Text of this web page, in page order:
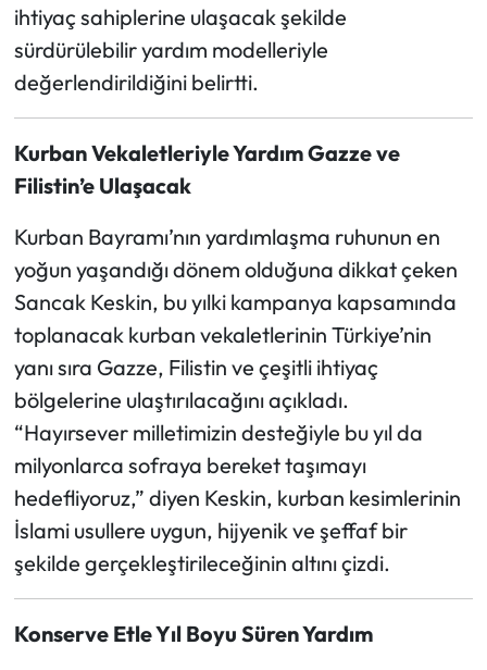
ihtiyaç sahiplerine ulaşacak şekilde
sürdürülebilir yardım modelleriyle
değerlendirildiğini belirtti.
Kurban Vekaletleriyle Yardım Gazze ve
Filistin’e Ulaşacak
Kurban Bayramı’nın yardımlaşma ruhunun en
yoğun yaşandığı dönem olduğuna dikkat çeken
Sancak Keskin, bu yılki kampanya kapsamında
toplanacak kurban vekaletlerinin Türkiye’nin
yanı sıra Gazze, Filistin ve çeşitli ihtiyaç
bölgelerine ulaştırılacağını açıkladı.
“Hayırsever milletimizin desteğiyle bu yıl da
milyonlarca sofraya bereket taşımayı
hedefliyoruz,” diyen Keskin, kurban kesimlerinin
İslami usullere uygun, hijyenik ve şeffaf bir
şekilde gerçekleştirileceğinin altını çizdi.
Konserve Etle Yıl Boyu Süren Yardım